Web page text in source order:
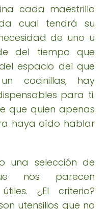
cada maestrillo
cual tendrá su
de uno u
del tiempo que
espacio del que
cocinillas, hay
para ti.
que quien apenas
haya oído hablar
una selección de
nos parecen
¿El criterio?
utensilios que no